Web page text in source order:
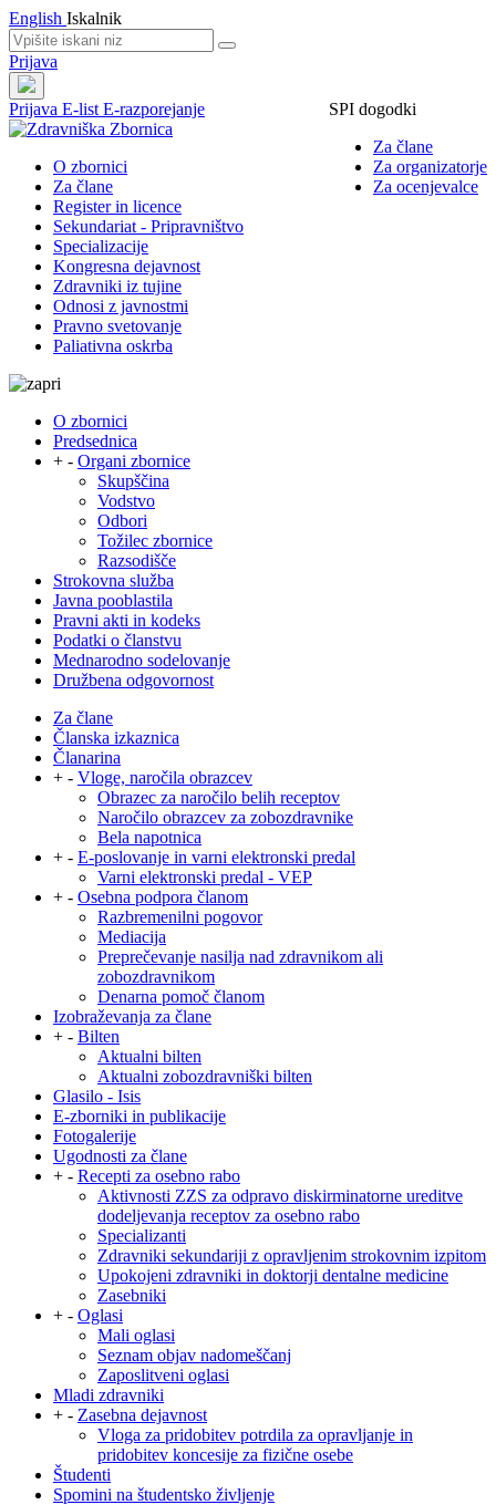
English Iskalnik
Prijava
Prijava
SPI dogodki
Za člane
Za organizatorje
Za ocenjevalce
E-list E-razporejanje
O zbornici
Za člane
Register in licence
Sekundariat - Pripravništvo
Specializacije
Kongresna dejavnost
Zdravniki iz tujine
Odnosi z javnostmi
Pravno svetovanje
Paliativna oskrba
O zbornici
Predsednica
+ - Organi zbornice
Skupščina
Vodstvo
Odbori
Tožilec zbornice
Razsodišče
Strokovna služba
Javna pooblastila
Pravni akti in kodeks
Podatki o članstvu
Mednarodno sodelovanje
Družbena odgovornost
Za člane
Članska izkaznica
Članarina
+ - Vloge, naročila obrazcev
Obrazec za naročilo belih receptov
Naročilo obrazcev za zobozdravnike
Bela napotnica
+ - E-poslovanje in varni elektronski predal
Varni elektronski predal - VEP
+ - Osebna podpora članom
Razbremenilni pogovor
Mediacija
Preprečevanje nasilja nad zdravnikom ali
zobozdravnikom
Denarna pomoč članom
Izobraževanja za člane
+ - Bilten
Aktualni bilten
Aktualni zobozdravniški bilten
Glasilo - Isis
E-zborniki in publikacije
Fotogalerije
Ugodnosti za člane
+ - Recepti za osebno rabo
Aktivnosti ZZS za odpravo diskirminatorne ureditve
dodeljevanja receptov za osebno rabo
Specializanti
Zdravniki sekundariji z opravljenim strokovnim izpitom
Upokojeni zdravniki in doktorji dentalne medicine
Zasebniki
+ - Oglasi
Mali oglasi
Seznam objav nadomeščanj
Zaposlitveni oglasi
Mladi zdravniki
+ - Zasebna dejavnost
Vloga za pridobitev potrdila za opravljanje in
pridobitev koncesije za fizične osebe
Študenti
Spomini na študentsko življenje